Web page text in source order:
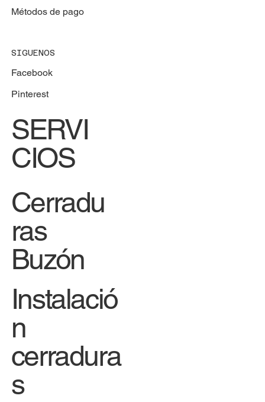
Métodos de pago
SIGUENOS
Facebook
Pinterest
SERVI
CIOS
Cerradu
ras
Buzón
Instalació
n
cerradura
s